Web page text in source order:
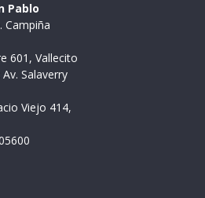
Pablo
Campiña
601, Vallecito
Av. Salaverry
Viejo 414,